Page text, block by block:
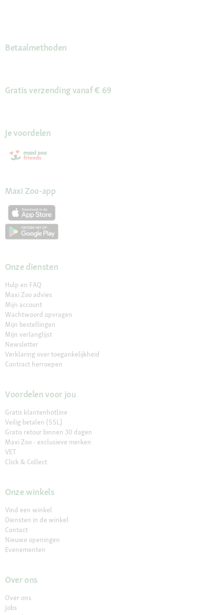
Betaalmethoden
Gratis verzending vanaf € 69
Je voordelen
Maxi Zoo-app
Onze diensten
Hulp en FAQ
Maxi Zoo advies
Mijn account
Wachtwoord opvragen
Mijn bestellingen
Mijn verlanglijst
Newsletter
Verklaring over toegankelijkheid
Contract herroepen
Voordelen voor jou
Gratis klantenhotline
Veilig betalen (SSL)
Gratis retour binnen 30 dagen
Maxi Zoo - exclusieve merken
VET
Click & Collect
Onze winkels
Vind een winkel
Diensten in de winkel
Contact
Nieuwe openingen
Evenementen
Over ons
Over ons
Jobs